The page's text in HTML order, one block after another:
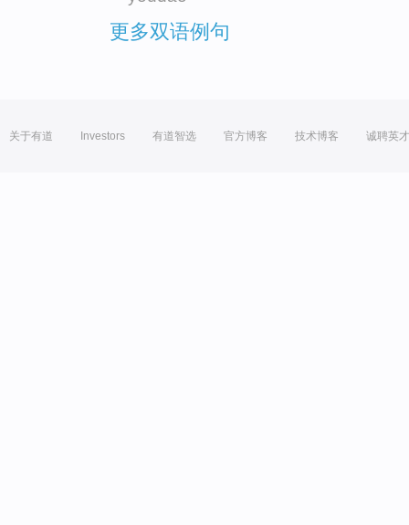
更多双语例句
关于有道 Investors 有道智选 官方博客 技术博客 诚聘英才